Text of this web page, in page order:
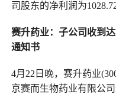
司股东的净利润为
赛升药业：子公司收到
通知书
4月22日晚，赛升药业
京赛而生物药业有限公